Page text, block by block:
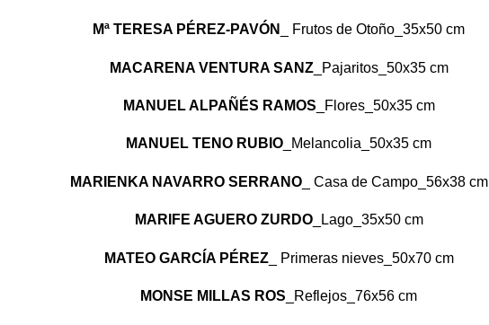
Mª TERESA PÉREZ-PAVÓN _ Frutos de Otoño_35x50 cm
MACARENA VENTURA SANZ_Pajaritos_50x35 cm
MANUEL ALPAÑÉS RAMOS _Flores_50x35 cm
MANUEL TENO RUBIO _Melancolia_50x35 cm
MARIENKA NAVARRO SERRANO_ Casa de Campo_56x38 cm
MARIFE AGUERO ZURDO_Lago_35x50 cm
MATEO GARCÍA PÉREZ_ Primeras nieves_50x70 cm
MONSE MILLAS ROS _Reflejos_76x56 cm